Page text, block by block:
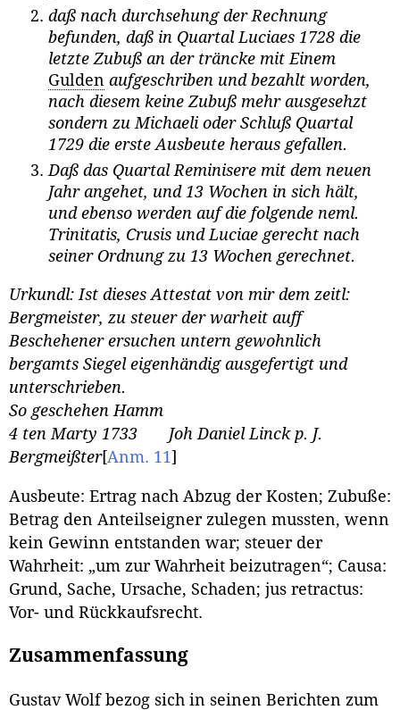
daß nach durchsehung der Rechnung
befunden, daß in Quartal Luciaes 1728 die
letzte Zubuß an der träncke mit Einem
Gulden aufgeschriben und bezahlt worden,
nach diesem keine Zubuß mehr ausgesehzt
sondern zu Michaeli oder Schluß Quartal
1729 die erste Ausbeute heraus gefallen.
Daß das Quartal Reminisere mit dem neuen
Jahr angehet, und 13 Wochen in sich hält,
und ebenso werden auf die folgende neml.
Trinitatis, Crusis und Luciae gerecht nach
seiner Ordnung zu 13 Wochen gerechnet.
Urkundl: Ist dieses Attestat von mir dem zeitl:
Bergmeister, zu steuer der warheit auff
Beschehener ersuchen untern gewohnlich
bergamts Siegel eigenhändig ausgefertigt und
unterschrieben.
So geschehen Hamm
4 ten Marty 1733 Joh Daniel Linck p. J.
Bergmeißter[Anm. 11]
Ausbeute: Ertrag nach Abzug der Kosten; Zubuße:
Betrag den Anteilseigner zulegen mussten, wenn
kein Gewinn entstanden war; steuer der
Wahrheit: „um zur Wahrheit beizutragen“; Causa:
Grund, Sache, Ursache, Schaden; jus retractus:
Vor- und Rückkaufsrecht.
Zusammenfassung
Gustav Wolf bezog sich in seinen Berichten zum